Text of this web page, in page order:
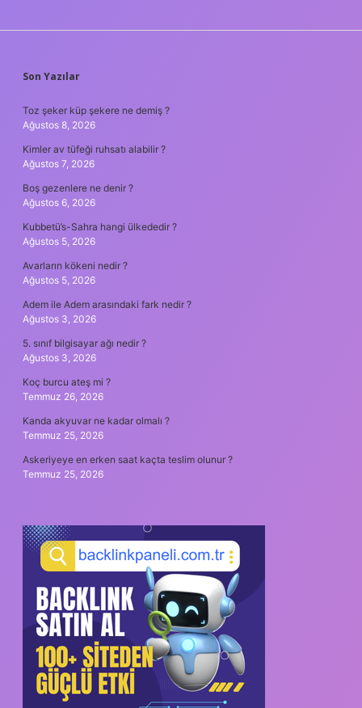
SIDEBAR
Son Yazılar
Toz şeker küp şekere ne demiş ?
Ağustos 8, 2026
Kimler av tüfeği ruhsatı alabilir ?
Ağustos 7, 2026
Boş gezenlere ne denir ?
Ağustos 6, 2026
Kubbetü’s-Sahra hangi ülkededir ?
Ağustos 5, 2026
Avarların kökeni nedir ?
Ağustos 5, 2026
Adem ile Adem arasındaki fark nedir ?
Ağustos 3, 2026
5. sınıf bilgisayar ağı nedir ?
Ağustos 3, 2026
Koç burcu ateş mi ?
Temmuz 26, 2026
Kanda akyuvar ne kadar olmalı ?
Temmuz 25, 2026
Askeriyeye en erken saat kaçta teslim olunur ?
Temmuz 25, 2026